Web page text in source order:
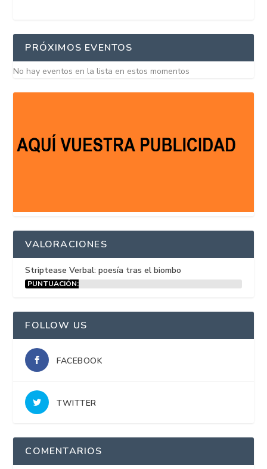
PRÓXIMOS EVENTOS
No hay eventos en la lista en estos momentos
VALORACIONES
Striptease Verbal: poesía tras el biombo
PUNTUACIÓN:
FOLLOW US
FACEBOOK
TWITTER
COMENTARIOS